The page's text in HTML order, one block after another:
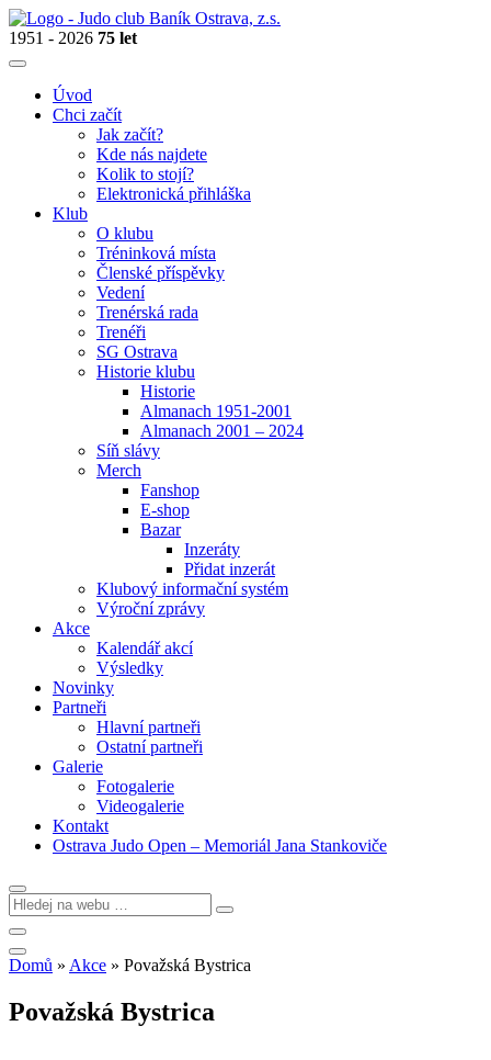
1951 - 2026 75 let
Úvod
Chci začít
Jak začít?
Kde nás najdete
Kolik to stojí?
Elektronická přihláška
Klub
O klubu
Tréninková místa
Členské příspěvky
Vedení
Trenérská rada
Trenéři
SG Ostrava
Historie klubu
Historie
Almanach 1951-2001
Almanach 2001 – 2024
Síň slávy
Merch
Fanshop
E-shop
Bazar
Inzeráty
Přidat inzerát
Klubový informační systém
Výroční zprávy
Akce
Kalendář akcí
Výsledky
Novinky
Partneři
Hlavní partneři
Ostatní partneři
Galerie
Fotogalerie
Videogalerie
Kontakt
Ostrava Judo Open – Memoriál Jana Stankoviče
Domů » Akce » Považská Bystrica
Považská Bystrica